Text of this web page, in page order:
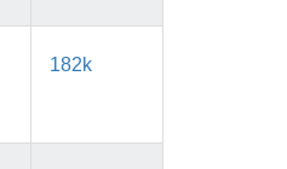
182k